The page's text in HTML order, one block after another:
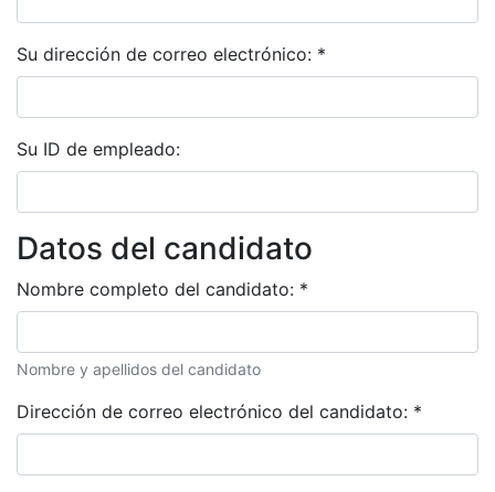
Su dirección de correo electrónico: *
Su ID de empleado:
Datos del candidato
Nombre completo del candidato: *
Nombre y apellidos del candidato
Dirección de correo electrónico del candidato: *